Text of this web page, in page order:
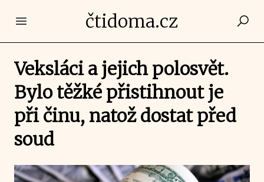
Open main menučtidoma.cz
Veksláci a jejich polosvět.
Bylo těžké přistihnout je
při činu, natož dostat před
soud